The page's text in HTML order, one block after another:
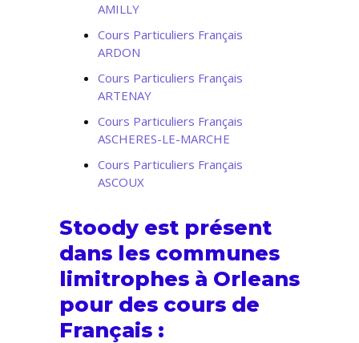
AMILLY
Cours Particuliers Français
ARDON
Cours Particuliers Français
ARTENAY
Cours Particuliers Français
ASCHERES-LE-MARCHE
Cours Particuliers Français
ASCOUX
Stoody est présent
dans les communes
limitrophes à Orleans
pour des cours de
Français :